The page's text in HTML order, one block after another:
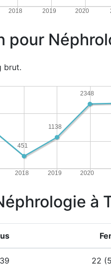
2018 2019 2020
brut.
2018 2019 2020
2348
1138
451
à
39 22